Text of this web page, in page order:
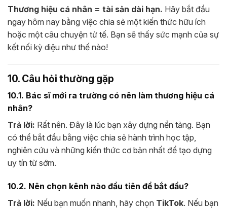
Thương hiệu cá nhân = tài sản dài hạn. Hãy bắt đầu
ngay hôm nay bằng việc chia sẻ một kiến thức hữu ích
hoặc một câu chuyện tử tế. Bạn sẽ thấy sức mạnh của sự
kết nối kỳ diệu như thế nào!
10. Câu hỏi thường gặp
10.1. Bác sĩ mới ra trường có nên làm thương hiệu cá
nhân?
Trả lời: Rất nên. Đây là lúc bạn xây dựng nền tảng. Bạn
có thể bắt đầu bằng việc chia sẻ hành trình học tập,
nghiên cứu và những kiến thức cơ bản nhất để tạo dựng
uy tín từ sớm.
10.2. Nên chọn kênh nào đầu tiên để bắt đầu?
Trả lời: Nếu bạn muốn nhanh, hãy chọn TikTok. Nếu bạn